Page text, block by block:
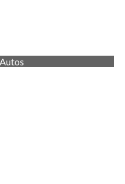
Autos